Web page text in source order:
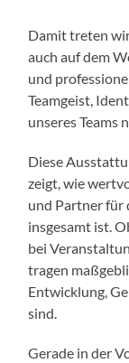
Damit treten
auch auf dem
und
Teamgeist,
unseres Teams
Diese
zeigt, wie
und Partner für
insgesamt ist.
bei
tragen
Entwicklung,
sind.
Gerade in der